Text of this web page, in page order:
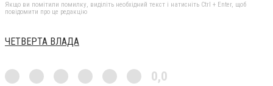
Якщо ви помітили помилку, виділіть необхідний текст і натисніть Ctrl + Enter, щоб
повідомити про це редакцію
ЧЕТВЕРТА ВЛАДА
0,0